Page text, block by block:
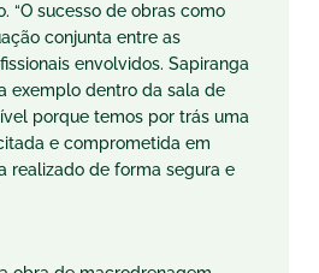
“O sucesso de obras como
conjunta entre as
envolvidos. Sapiranga
exemplo dentro da sala de
porque temos por trás uma
e comprometida em
realizado de forma segura e